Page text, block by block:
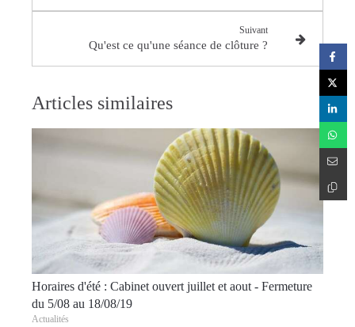
Suivant
Qu'est ce qu'une séance de clôture ?
Articles similaires
Horaires d'été : Cabinet ouvert juillet et aout - Fermeture
du 5/08 au 18/08/19
Actualités